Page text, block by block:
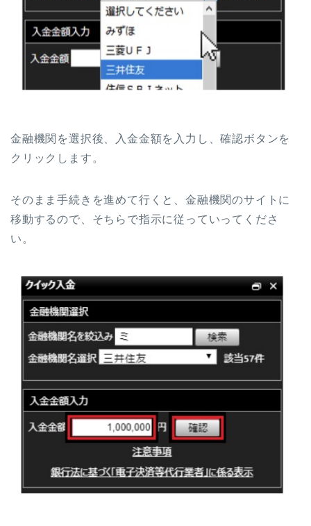
金融機関を選択後、入金金額を入力し、確認ボタンを
クリックします。
そのまま手続きを進めて行くと、金融機関のサイトに
移動するので、そちらで指示に従っていってくださ
い。